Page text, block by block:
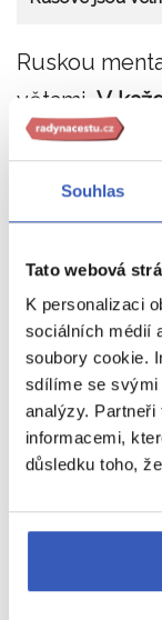
Souhlas
Tato webová
K personalizaci
sociálních médií
soubory cookie.
sdílíme se svými
analýzy.
informacemi,
důsledku toho,
Ruskou
větami. V
kulturní a hrdý
Mnoho lidí
cestují po
Obyčejní
přátelští lidé.
přátelští,
v angličtině
mohou nás